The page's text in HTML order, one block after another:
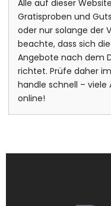
Alle auf dieser
Gratisproben und
oder nur solange der
beachte, dass sich
Angebote nach dem
richtet. Prüfe daher
handle schnell – viele
online!